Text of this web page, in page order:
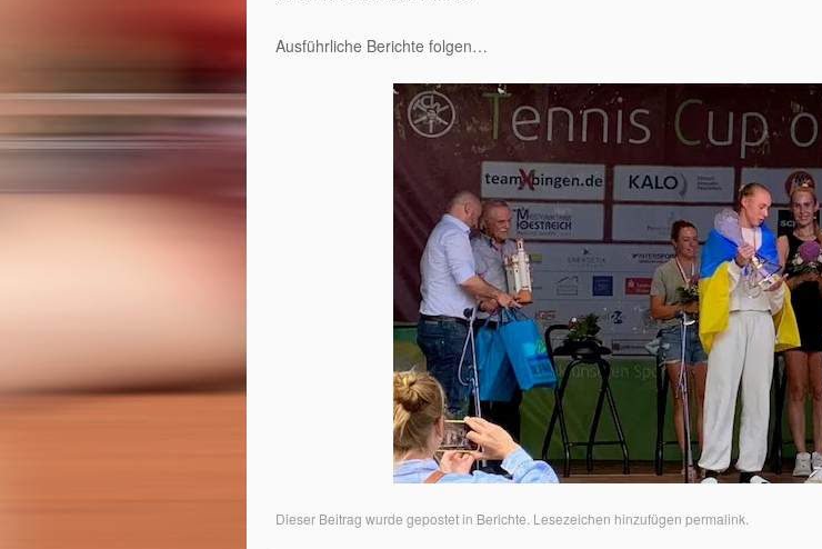
Ausführliche Berichte folgen…
Dieser Beitrag wurde gepostet in Berichte. Lesezeichen hinzufügen permalink.